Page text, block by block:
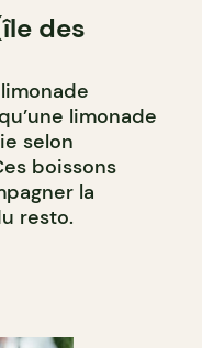
des
limonade
selon
boissons
la
resto.